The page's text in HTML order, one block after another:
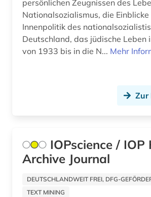
aristoteles | philosoph;
arktis (7)
arthur (2)
artik (1)
artusepik (1)
persönlichen Zeugnissen des
Nationalsozialismus, die
Innenpolitik des
Deutschland, das jüdische Leben
von 1933 bis in die N... Mehr
Zur
IOPscience / IOP
Archive Journal
DEUTSCHLANDWEIT FREI, DFG-
TEXT MINING